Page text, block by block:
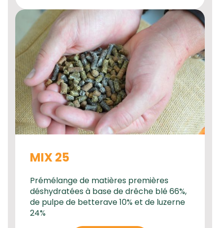
MIX 25
Prémélange de matières premières
déshydratées à base de drêche blé 66%,
de pulpe de betterave 10% et de luzerne
24%